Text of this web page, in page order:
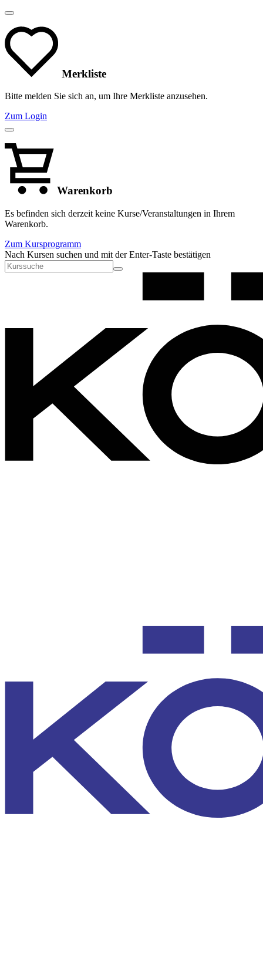
Merkliste
Bitte melden Sie sich an, um Ihre Merkliste anzusehen.
Zum Login
Warenkorb
Es befinden sich derzeit keine Kurse/Veranstaltungen in Ihrem
Warenkorb.
Zum Kursprogramm
Nach Kursen suchen und mit der Enter-Taste bestätigen